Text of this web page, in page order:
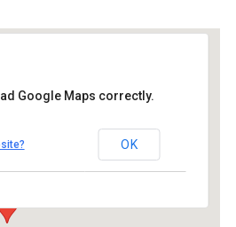
Marseille
Google Maps correctly.
OK